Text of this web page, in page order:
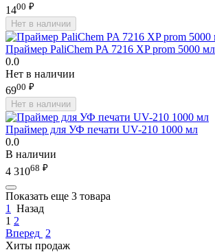
1400 ₽
Нет в наличии
Праймер PaliChem PA 7216 XP prom 5000 мл
0.0
Нет в наличии
6900 ₽
Нет в наличии
Праймер для УФ печати UV-210 1000 мл
0.0
В наличии
4 31068 ₽
Показать еще 3 товара
1
Назад
1 2
Вперед 2
Хиты продаж